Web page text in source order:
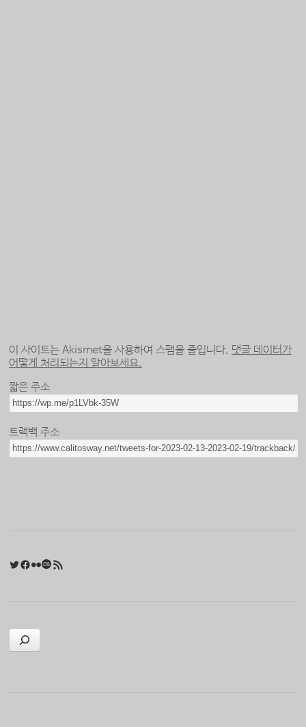
이 사이트는 Akismet을 사용하여 스팸을 줄입니다. 댓글 데이터가
어떻게 처리되는지 알아보세요.
짧은 주소
트랙백 주소
Twitter
Facebook
FlickrLast.fm
검색